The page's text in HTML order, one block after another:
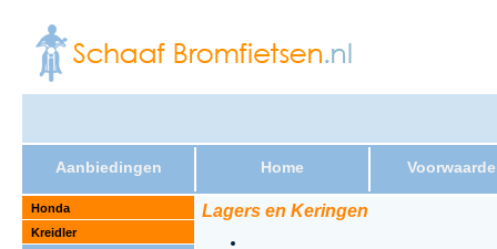
Aanbiedingen Home
Honda
Kreidler
Lagers en Keringen